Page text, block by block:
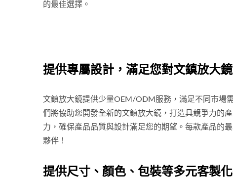
的最佳選擇。
提供專屬設計，滿足您對文鎮放大
文鎮放大鏡提供少量OEM/ODM服務，滿足不同市場
們將協助您開發全新的文鎮放大鏡，打造具競爭力的
力，確保產品品質與設計滿足您的期望。每款產品的
夥伴！
提供尺寸、顏色、包裝等多元客製